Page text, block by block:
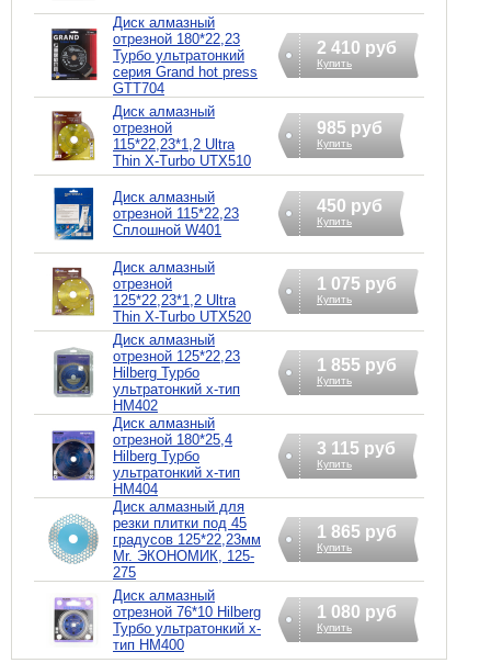
Диск алмазный
отрезной 180*22,23
Турбо ультратонкий
серия Grand hot press
GTT704
2 410 руб
Купить
Диск алмазный
отрезной
115*22,23*1,2 Ultra
Thin X-Turbo UTX510
985 руб
Купить
Диск алмазный
отрезной 115*22,23
Сплошной W401
450 руб
Купить
Диск алмазный
отрезной
125*22,23*1,2 Ultra
Thin X-Turbo UTX520
1 075 руб
Купить
Диск алмазный
отрезной 125*22,23
Hilberg Турбо
ультратонкий х-тип
HM402
1 855 руб
Купить
Диск алмазный
отрезной 180*25,4
Hilberg Турбо
ультратонкий х-тип
HM404
3 115 руб
Купить
Диск алмазный для
резки плитки под 45
градусов 125*22,23мм
Mr. ЭКОНОМИК, 125-
275
1 865 руб
Купить
Диск алмазный
отрезной 76*10 Hilberg
Турбо ультратонкий х-
тип HM400
1 080 руб
Купить